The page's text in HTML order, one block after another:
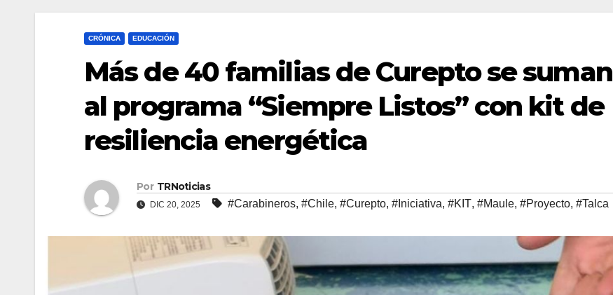
CRÓNICA EDUCACIÓN
Más de 40 familias de Curepto se suman
al programa “Siempre Listos” con kit de
resiliencia energética
Por TRNoticias
DIC 20, 2025 #Carabineros, #Chile, #Curepto, #Iniciativa, #KIT, #Maule, #Proyecto, #Talca